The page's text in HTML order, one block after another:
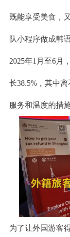
既能享受美食，
队小程序做成韩
2025年1月至6月
长38.5%，其中
服务和温度的措施
为了让外国游客